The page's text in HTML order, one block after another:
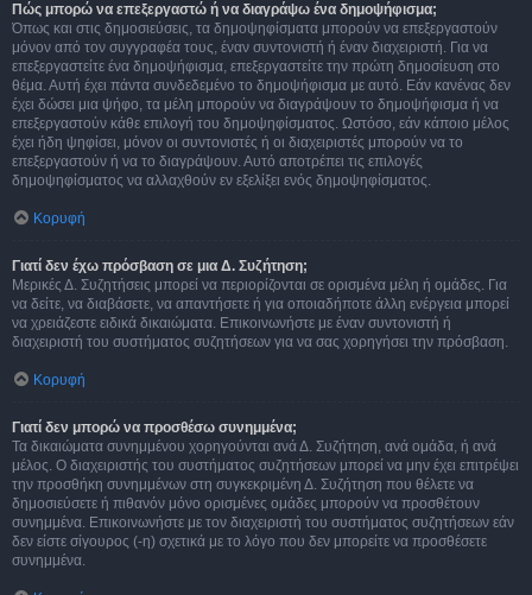
Πώς μπορώ να επεξεργαστώ ή να διαγράψω ένα δημοψήφισμα;
Όπως και στις δημοσιεύσεις, τα δημοψηφίσματα μπορούν να επεξεργαστούν
μόνον από τον συγγραφέα τους, έναν συντονιστή ή έναν διαχειριστή. Για να
επεξεργαστείτε ένα δημοψήφισμα, επεξεργαστείτε την πρώτη δημοσίευση στο
θέμα. Αυτή έχει πάντα συνδεδεμένο το δημοψήφισμα με αυτό. Εάν κανένας δεν
έχει δώσει μια ψήφο, τα μέλη μπορούν να διαγράψουν το δημοψήφισμα ή να
επεξεργαστούν κάθε επιλογή του δημοψηφίσματος. Ωστόσο, εάν κάποιο μέλος
έχει ήδη ψηφίσει, μόνον οι συντονιστές ή οι διαχειριστές μπορούν να το
επεξεργαστούν ή να το διαγράψουν. Αυτό αποτρέπει τις επιλογές
δημοψηφίσματος να αλλαχθούν εν εξελίξει ενός δημοψηφίσματος.
Κορυφή
Γιατί δεν έχω πρόσβαση σε μια Δ. Συζήτηση;
Μερικές Δ. Συζητήσεις μπορεί να περιορίζονται σε ορισμένα μέλη ή ομάδες. Για
να δείτε, να διαβάσετε, να απαντήσετε ή για οποιαδήποτε άλλη ενέργεια μπορεί
να χρειάζεστε ειδικά δικαιώματα. Επικοινωνήστε με έναν συντονιστή ή
διαχειριστή του συστήματος συζητήσεων για να σας χορηγήσει την πρόσβαση.
Κορυφή
Γιατί δεν μπορώ να προσθέσω συνημμένα;
Τα δικαιώματα συνημμένου χορηγούνται ανά Δ. Συζήτηση, ανά ομάδα, ή ανά
μέλος. Ο διαχειριστής του συστήματος συζητήσεων μπορεί να μην έχει επιτρέψει
την προσθήκη συνημμένων στη συγκεκριμένη Δ. Συζήτηση που θέλετε να
δημοσιεύσετε ή πιθανόν μόνο ορισμένες ομάδες μπορούν να προσθέτουν
συνημμένα. Επικοινωνήστε με τον διαχειριστή του συστήματος συζητήσεων εάν
δεν είστε σίγουρος (-η) σχετικά με το λόγο που δεν μπορείτε να προσθέσετε
συνημμένα.